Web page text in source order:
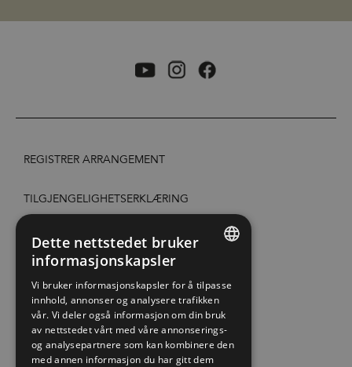
REGISTRER ARRANGEMENT
TILGJENGELIGHETSERKLÆRING
PERSONVERN & COOKIES
EXTRANET
KONTAKT OSS
NORWEGIAN
GERMAN
Dette nettstedet bruker
informasjonskapsler
Vi bruker informasjonskapsler for å tilpasse
innhold, annonser og analysere trafikken
vår. Vi deler også informasjon om din bruk
av nettstedet vårt med våre annonserings-
og analysepartnere som kan kombinere den
med annen informasjon du har gitt dem